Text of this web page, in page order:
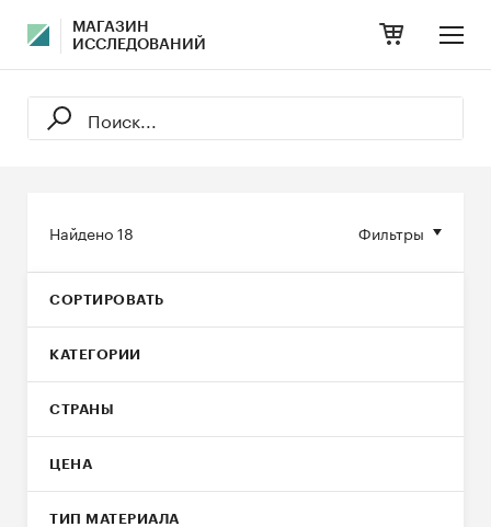
МАГАЗИН
ИССЛЕДОВАНИЙ
Фильтры
Найдено18
СОРТИРОВАТЬ
КАТЕГОРИИ
СТРАНЫ
ЦЕНА
ТИП МАТЕРИАЛА